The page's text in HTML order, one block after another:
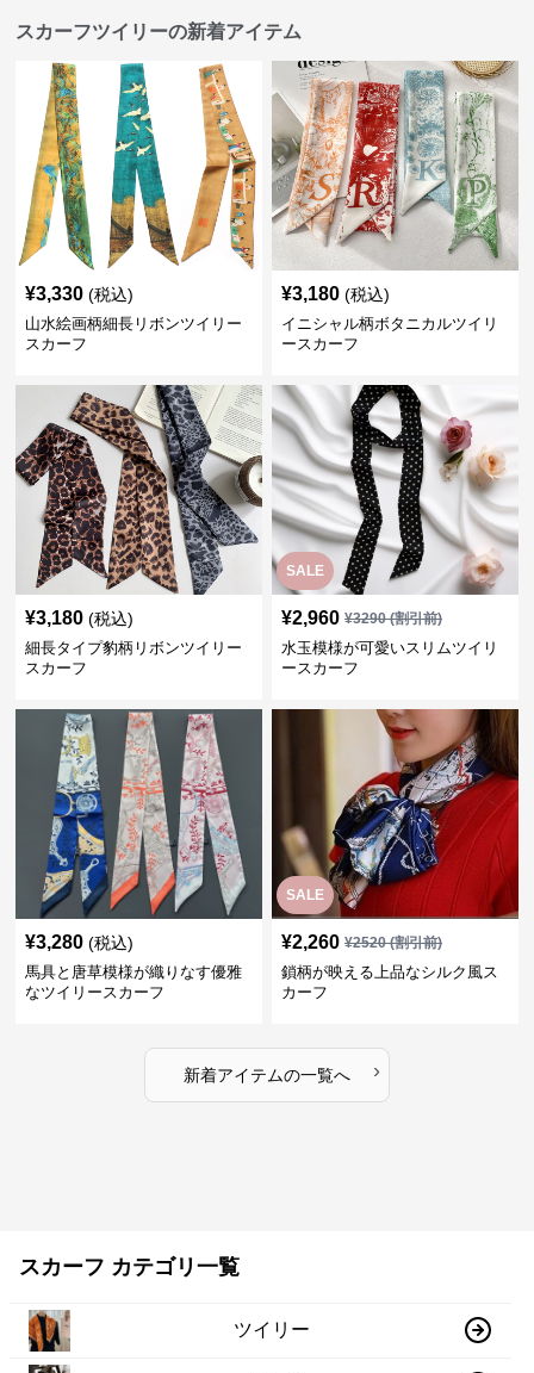
スカーフツイリーの新着アイテム
¥3,330 (税込)
山水絵画柄細長リボンツイリー
スカーフ
¥3,180 (税込)
イニシャル柄ボタニカルツイリ
ースカーフ
¥3,180 (税込)
細長タイプ豹柄リボンツイリー
スカーフ
SALE
¥2,960 ¥3290(割引前)
水玉模様が可愛いスリムツイリ
ースカーフ
¥3,280 (税込)
馬具と唐草模様が織りなす優雅
なツイリースカーフ
SALE
¥2,260 ¥2520(割引前)
鎖柄が映える上品なシルク風ス
カーフ
新着アイテムの一覧へ ›
スカーフ カテゴリ一覧
ツイリー